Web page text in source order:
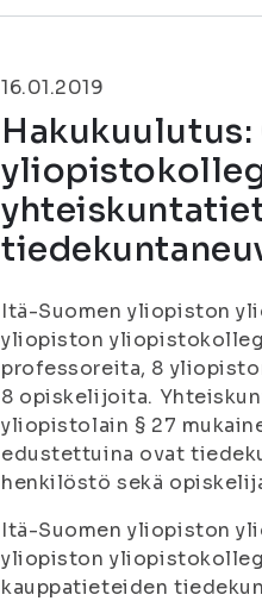
16.01.2019
Itä-Suomen yliopiston
yliopiston
professoreita, 8
8 opiskelijoita.
yliopistolain § 27
edustettuina ovat
henkilöstö sekä
Itä-Suomen yliopiston
yliopiston
kauppatieteiden